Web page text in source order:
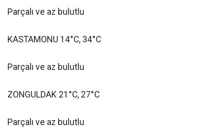
Parçalı ve az bulutlu
KASTAMONU 14°C, 34°C
Parçalı ve az bulutlu
ZONGULDAK 21°C, 27°C
Parçalı ve az bulutlu